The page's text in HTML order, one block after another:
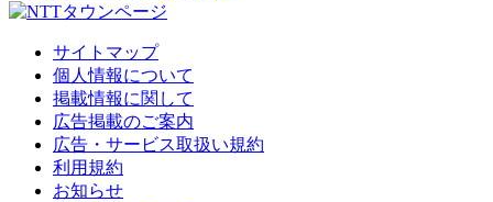
サイトマップ
個人情報について
掲載情報に関して
広告掲載のご案内
広告・サービス取扱い規約
利用規約
お知らせ